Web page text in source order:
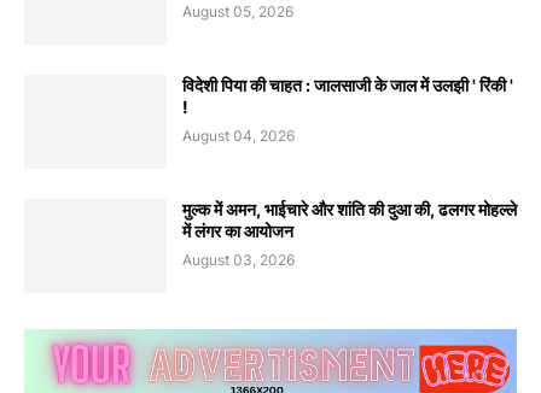
August 05, 2026
विदेशी पिया की चाहत : जालसाजी के जाल में उलझी ' रिंकी '
!
August 04, 2026
मुल्क में अमन, भाईचारे और शांति की दुआ की, ढलगर मोहल्ले
में लंगर का आयोजन
August 03, 2026